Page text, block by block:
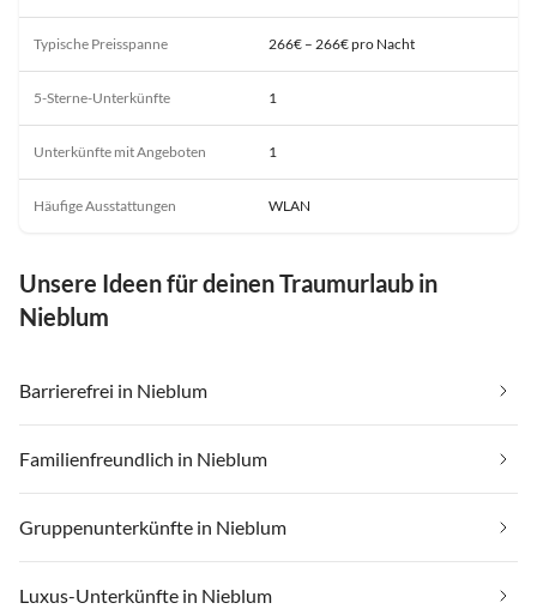
Typische Preisspanne 266€ – 266€ pro Nacht
5-Sterne-Unterkünfte 1
Unterkünfte mit Angeboten 1
Häufige Ausstattungen WLAN
Unsere Ideen für deinen Traumurlaub in
Nieblum
Barrierefrei in Nieblum
Familienfreundlich in Nieblum
Gruppenunterkünfte in Nieblum
Luxus-Unterkünfte in Nieblum